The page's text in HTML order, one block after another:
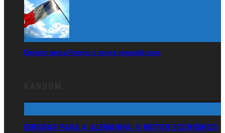
Emigrar para a França: a nossa segunda casa
EMIGRAR PARA A ALEMANHA: O MOTOR ECONÓMICO